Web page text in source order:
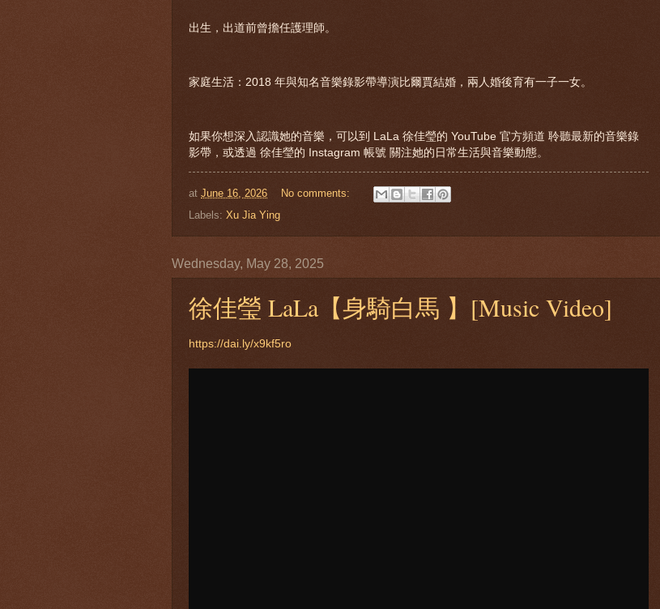
出生，出道前曾擔任護理師。
家庭生活：2018 年與知名音樂錄影帶導演比爾賈結婚，兩人婚後育有一子一女。
如果你想深入認識她的音樂，可以到 LaLa 徐佳瑩的 YouTube 官方頻道 聆聽最新的音樂錄
影帶，或透過 徐佳瑩的 Instagram 帳號 關注她的日常生活與音樂動態。
at June 16, 2026
No comments:
Labels: Xu Jia Ying
Wednesday, May 28, 2025
徐佳瑩 LaLa【身騎白馬 】[Music Video]
https://dai.ly/x9kf5ro